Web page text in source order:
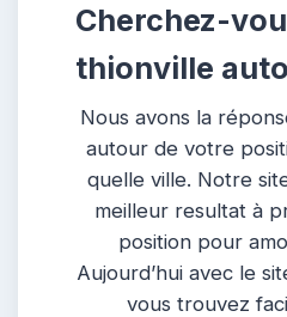
Cherchez-
thionville
Nous avons la
autour de votre
quelle ville. Notre
meilleur resultat à
position pour
Aujourd’hui avec le
vous trouvez